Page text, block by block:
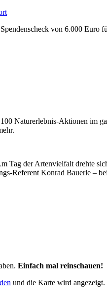
von 6.000 Euro
Naturerlebnis-Aktionen im
Tag der Artenvielfalt drehte
Referent Konrad Bauerle –
Einfach mal reinschauen!
und die Karte wird angezeigt.